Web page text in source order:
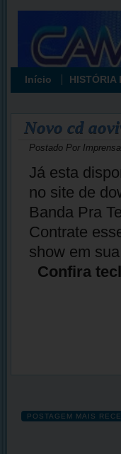
Início HISTÓRIA
Novo cd
Postado Por
Já esta
no site de
Banda Pra
Contrate
show em
Confira
POSTAGEM MAIS